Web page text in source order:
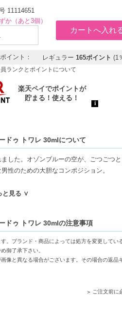
11114651
か（あと3個）
イント： レギュラー 165ポイント (1
ランクとポイントについて
ドゥ トワレ 30mlについて
した。オゾンブルーの空が、ごつごつと
性のための大胆なコンポジション。
美しさを引き出しながら、自然への賛歌
ークでファセットのあるシグネチャー
と見る ∨
ドゥ トワレ 30mlの注意事項
。ブランド・商品によっては処方を変更してい
御了承下さい。
と異なる場合がございます。その場合の返品
ご注文前に